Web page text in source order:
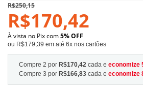
R$250,15
R$170,42
À vista no Pix com5% OFF
ou R$179,39 em até 6x nos cartões
Compre 2 por R$170,42 cada e economize
Compre 3 por R$166,83 cada e economize